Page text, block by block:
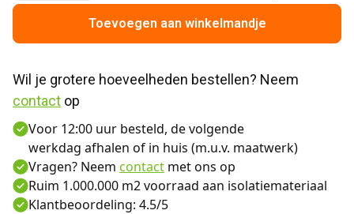
Toevoegen aan winkelmandje
contact op
Voor 12:00 uur besteld, de volgende
werkdag afhalen of in huis (m.u.v. maatwerk)
Vragen? Neem contact met ons op
Ruim 1.000.000 m2 voorraad aan isolatiemateriaal
Klantbeoordeling: 4.5/5